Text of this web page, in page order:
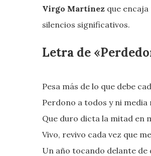
Virgo Martínez que
silencios significativos.
Letra de
Pesa más de lo que debe
Perdono a todos y ni media
Que duro dicta la mitad en
Vivo, revivo cada vez que
Un año tocando delante de